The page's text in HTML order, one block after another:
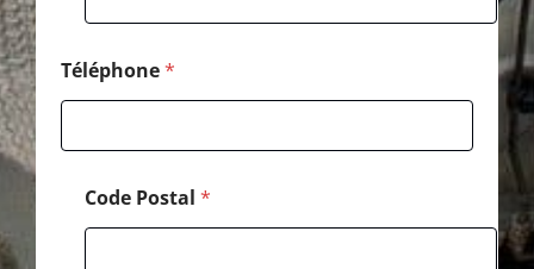
Téléphone*
Code Postal *